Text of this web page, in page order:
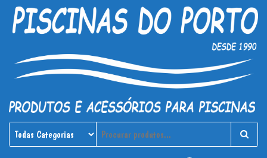
Piscinas do PortoProdutos e acessórios para